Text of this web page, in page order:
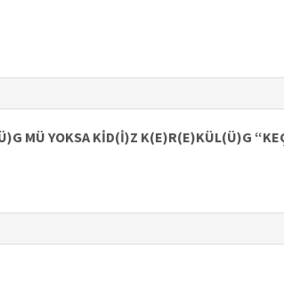
MÜ YOKSA KİD(İ)Z K(E)R(E)KÜL(Ü)G